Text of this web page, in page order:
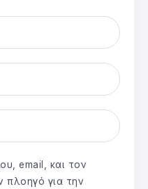
email, και τον
πλοηγό για την